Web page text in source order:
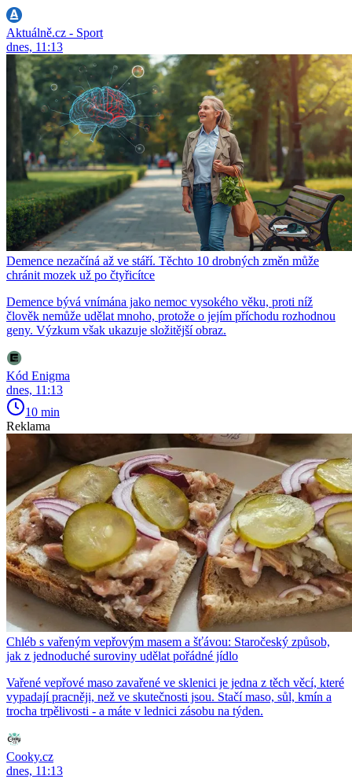
Aktuálně.cz - Sport
dnes, 11:13
Demence nezačíná až ve stáří. Těchto 10 drobných změn může
chránit mozek už po čtyřicítce
Demence bývá vnímána jako nemoc vysokého věku, proti níž
člověk nemůže udělat mnoho, protože o jejím příchodu rozhodnou
geny. Výzkum však ukazuje složitější obraz.
Kód Enigma
dnes, 11:13
10 min
Reklama
Chléb s vařeným vepřovým masem a šťávou: Staročeský způsob,
jak z jednoduché suroviny udělat pořádné jídlo
Vařené vepřové maso zavařené ve sklenici je jedna z těch věcí, které
vypadají pracněji, než ve skutečnosti jsou. Stačí maso, sůl, kmín a
trocha trpělivosti - a máte v lednici zásobu na týden.
Cooky.cz
dnes, 11:13